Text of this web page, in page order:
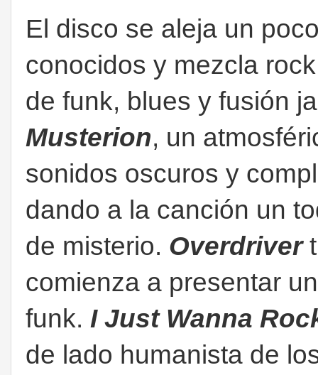
El disco se aleja un
conocidos y mezcla
de funk, blues y fusión
Musterion, un
sonidos oscuros y
dando a la canción un
de misterio. Overdriver
comienza a presentar
funk. I Just Wanna
de lado humanista de